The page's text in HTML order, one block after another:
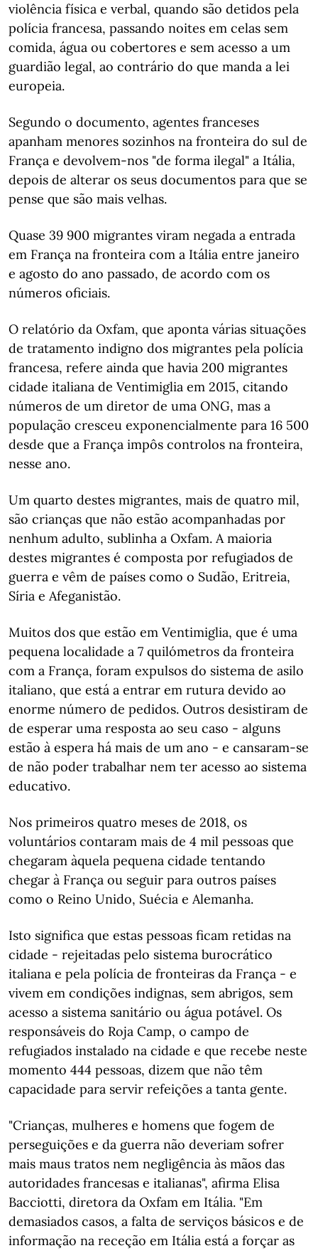
violência física e verbal, quando são detidos pela
polícia francesa, passando noites em celas sem
comida, água ou cobertores e sem acesso a um
guardião legal, ao contrário do que manda a lei
europeia.
Segundo o documento, agentes franceses
apanham menores sozinhos na fronteira do sul de
França e devolvem-nos "de forma ilegal" a Itália,
depois de alterar os seus documentos para que se
pense que são mais velhas.
Quase 39 900 migrantes viram negada a entrada
em França na fronteira com a Itália entre janeiro
e agosto do ano passado, de acordo com os
números oficiais.
O relatório da Oxfam, que aponta várias situações
de tratamento indigno dos migrantes pela polícia
francesa, refere ainda que havia 200 migrantes
cidade italiana de Ventimiglia em 2015, citando
números de um diretor de uma ONG, mas a
população cresceu exponencialmente para 16 500
desde que a França impôs controlos na fronteira,
nesse ano.
Um quarto destes migrantes, mais de quatro mil,
são crianças que não estão acompanhadas por
nenhum adulto, sublinha a Oxfam. A maioria
destes migrantes é composta por refugiados de
guerra e vêm de países como o Sudão, Eritreia,
Síria e Afeganistão.
Muitos dos que estão em Ventimiglia, que é uma
pequena localidade a 7 quilómetros da fronteira
com a França, foram expulsos do sistema de asilo
italiano, que está a entrar em rutura devido ao
enorme número de pedidos. Outros desistiram de
de esperar uma resposta ao seu caso - alguns
estão à espera há mais de um ano - e cansaram-se
de não poder trabalhar nem ter acesso ao sistema
educativo.
Nos primeiros quatro meses de 2018, os
voluntários contaram mais de 4 mil pessoas que
chegaram àquela pequena cidade tentando
chegar à França ou seguir para outros países
como o Reino Unido, Suécia e Alemanha.
Isto significa que estas pessoas ficam retidas na
cidade - rejeitadas pelo sistema burocrático
italiana e pela polícia de fronteiras da França - e
vivem em condições indignas, sem abrigos, sem
acesso a sistema sanitário ou água potável. Os
responsáveis do Roja Camp, o campo de
refugiados instalado na cidade e que recebe neste
momento 444 pessoas, dizem que não têm
capacidade para servir refeições a tanta gente.
"Crianças, mulheres e homens que fogem de
perseguições e da guerra não deveriam sofrer
mais maus tratos nem negligência às mãos das
autoridades francesas e italianas", afirma Elisa
Bacciotti, diretora da Oxfam em Itália. "Em
demasiados casos, a falta de serviços básicos e de
informação na receção em Itália está a forçar as